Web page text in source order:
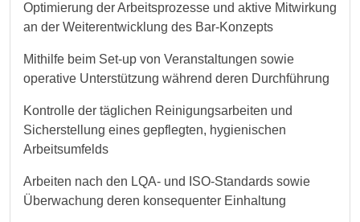
Optimierung der Arbeitsprozesse und aktive Mitwirkung
an der Weiterentwicklung des Bar‑Konzepts
Mithilfe beim Set‑up von Veranstaltungen sowie
operative Unterstützung während deren Durchführung
Kontrolle der täglichen Reinigungsarbeiten und
Sicherstellung eines gepflegten, hygienischen
Arbeitsumfelds
Arbeiten nach den LQA‑ und ISO‑Standards sowie
Überwachung deren konsequenter Einhaltung